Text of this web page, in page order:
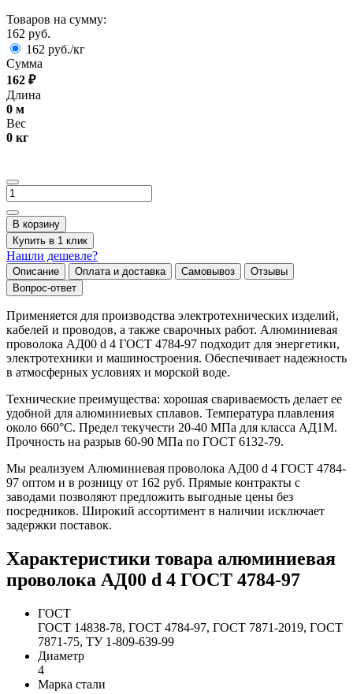
Товаров на сумму:
162 руб.
162 руб./кг
Сумма
162 ₽
Длина
0 м
Вес
0 кг
В корзину
Купить в 1 клик
Нашли дешевле?
Описание Оплата и доставка Самовывоз
Отзывы
Вопрос-ответ
Применяется для производства электротехнических изделий,
кабелей и проводов, а также сварочных работ. Алюминиевая
проволока АД00 d 4 ГОСТ 4784-97 подходит для энергетики,
электротехники и машиностроения. Обеспечивает надежность
в атмосферных условиях и морской воде.
Технические преимущества: хорошая свариваемость делает ее
удобной для алюминиевых сплавов. Температура плавления
около 660°C. Предел текучести 20-40 МПа для класса АД1М.
Прочность на разрыв 60-90 МПа по ГОСТ 6132-79.
Мы реализуем Алюминиевая проволока АД00 d 4 ГОСТ 4784-
97 оптом и в розницу от 162 руб. Прямые контракты с
заводами позволяют предложить выгодные цены без
посредников. Широкий ассортимент в наличии исключает
задержки поставок.
Характеристики товара алюминиевая
проволока АД00 d 4 ГОСТ 4784-97
ГОСТ
ГОСТ 14838-78, ГОСТ 4784-97, ГОСТ 7871-2019, ГОСТ
7871-75, ТУ 1-809-639-99
Диаметр
4
Марка стали